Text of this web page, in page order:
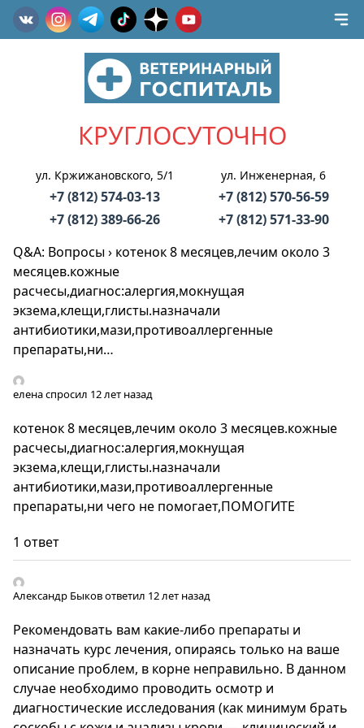
КРУГЛОСУТОЧНО
ул. Кржижановского, 5/1
+7 (812) 574-03-13
+7 (812) 389-66-26
ул. Инженерная, 6
+7 (812) 570-56-59
+7 (812) 571-33-90
Q&A: Вопросы› котенок 8 месяцев,лечим около 3
месяцев.кожные
расчесы,диагнос:алергия,мокнущая
экзема,клещи,глисты.назначали
антибиотики,мази,противоаллергенные
препараты,ни…
еленаспросил 12 лет назад
котенок 8 месяцев,лечим около 3 месяцев.кожные
расчесы,диагнос:алергия,мокнущая
экзема,клещи,глисты.назначали
антибиотики,мази,противоаллергенные
препараты,ни чего не помогает,ПОМОГИТЕ
1 ответ
Александр Быковответил 12 лет назад
Рекомендовать вам какие-либо препараты и
назначать курс лечения, опираясь только на ваше
описание проблем, в корне неправильно. В данном
случае необходимо проводить осмотр и
диагностические исследования (как минимум брать